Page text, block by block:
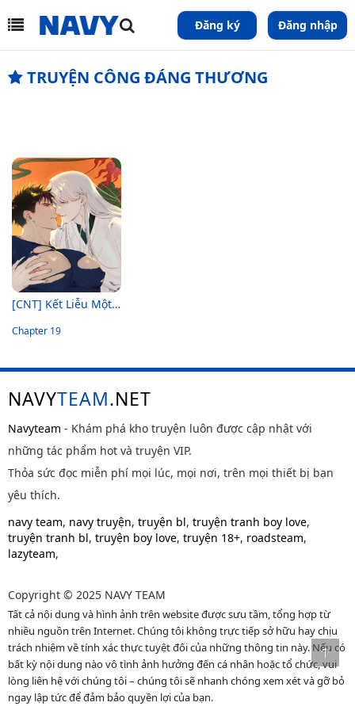
Đăng ký Đăng nhập
TRUYỆN CÔNG ĐÁNG THƯƠNG
[CNT] Kết Liễu Một Vị Thần
Chapter 19
NAVYTEAM.NET
Navyteam - Khám phá kho truyện luôn được cập nhật với
những tác phẩm hot và truyện VIP.
Thỏa sức đọc miễn phí mọi lúc, mọi nơi, trên mọi thiết bị bạn
yêu thích.
navy team, navy truyện, truyện bl, truyện tranh boy love,
truyện tranh bl, truyện boy love, truyện 18+, roadsteam,
lazyteam,
Copyright © 2025 NAVY TEAM
Tất cả nội dung và hình ảnh trên website được sưu tầm, tổng hợp từ
nhiều nguồn trên Internet. Chúng tôi không trực tiếp sở hữu hay chịu
trách nhiệm về tính xác thực tuyệt đối của những thông tin này. Nếu có
bất kỳ nội dung nào vô tình ảnh hưởng đến cá nhân hoặc tổ chức, vui
lòng liên hệ với chúng tôi – chúng tôi sẽ nhanh chóng xem xét và gỡ bỏ
ngay lập tức để đảm bảo quyền lợi của bạn.